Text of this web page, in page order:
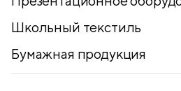
Школьный текстиль
Бумажная продукция